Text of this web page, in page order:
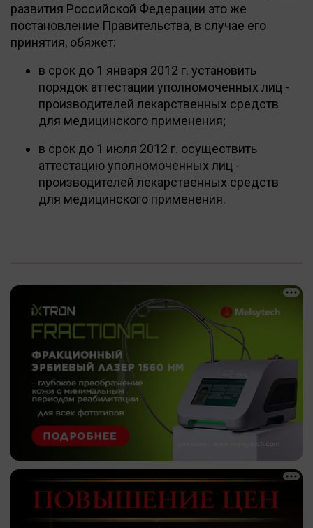
развития Российской Федерации это же
постановление Правительства, в случае его
принятия, обяжет:
в срок до 1 января 2012 г. установить
порядок аттестации уполномоченных лиц -
производителей лекарственных средств
для медицинского применения;
в срок до 1 июля 2012 г. осуществить
аттестацию уполномоченных лиц -
производителей лекарственных средств
для медицинского применения.